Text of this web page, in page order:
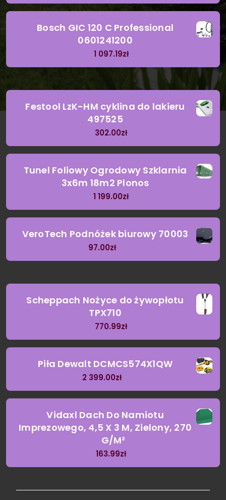
Bosch GIC 120 C Professional
0601241200
1 097.19zł
Festool LzK-HM cyklina do lakieru
497525
302.00zł
Tunel Foliowy Ogrodowy Szklarnia
3x6m 18m2 Plonos
1 199.00zł
VeroTech Podnóżek biurowy 70003
97.00zł
Scheppach Nożyce do żywopłotu
TPX710
770.99zł
Piła Dewalt DCMCS574X1QW
2 399.00zł
Vidaxl Dach Do Namiotu
Imprezowego, 4,5 X 3 M, Zielony, 270
G/M²
163.99zł